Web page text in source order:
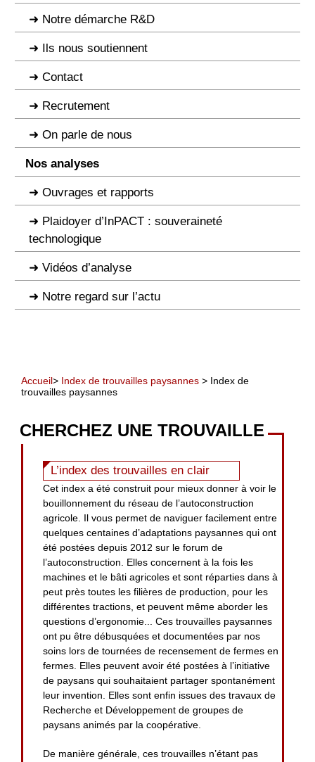
Notre démarche R&D
Ils nous soutiennent
Contact
Recrutement
On parle de nous
Nos analyses
Ouvrages et rapports
Plaidoyer d’InPACT : souveraineté
technologique
Vidéos d’analyse
Notre regard sur l’actu
Accueil> Index de trouvailles paysannes > Index de
trouvailles paysannes
CHERCHEZ UNE TROUVAILLE
L’index des trouvailles en clair
Cet index a été construit pour mieux donner à voir le
bouillonnement du réseau de l’autoconstruction
agricole. Il vous permet de naviguer facilement entre
quelques centaines d’adaptations paysannes qui ont
été postées depuis 2012 sur le forum de
l’autoconstruction. Elles concernent à la fois les
machines et le bâti agricoles et sont réparties dans à
peut près toutes les filières de production, pour les
différentes tractions, et peuvent même aborder les
questions d’ergonomie... Ces trouvailles paysannes
ont pu être débusquées et documentées par nos
soins lors de tournées de recensement de fermes en
fermes. Elles peuvent avoir été postées à l’initiative
de paysans qui souhaitaient partager spontanément
leur invention. Elles sont enfin issues des travaux de
Recherche et Développement de groupes de
paysans animés par la coopérative.
De manière générale, ces trouvailles n’étant pas